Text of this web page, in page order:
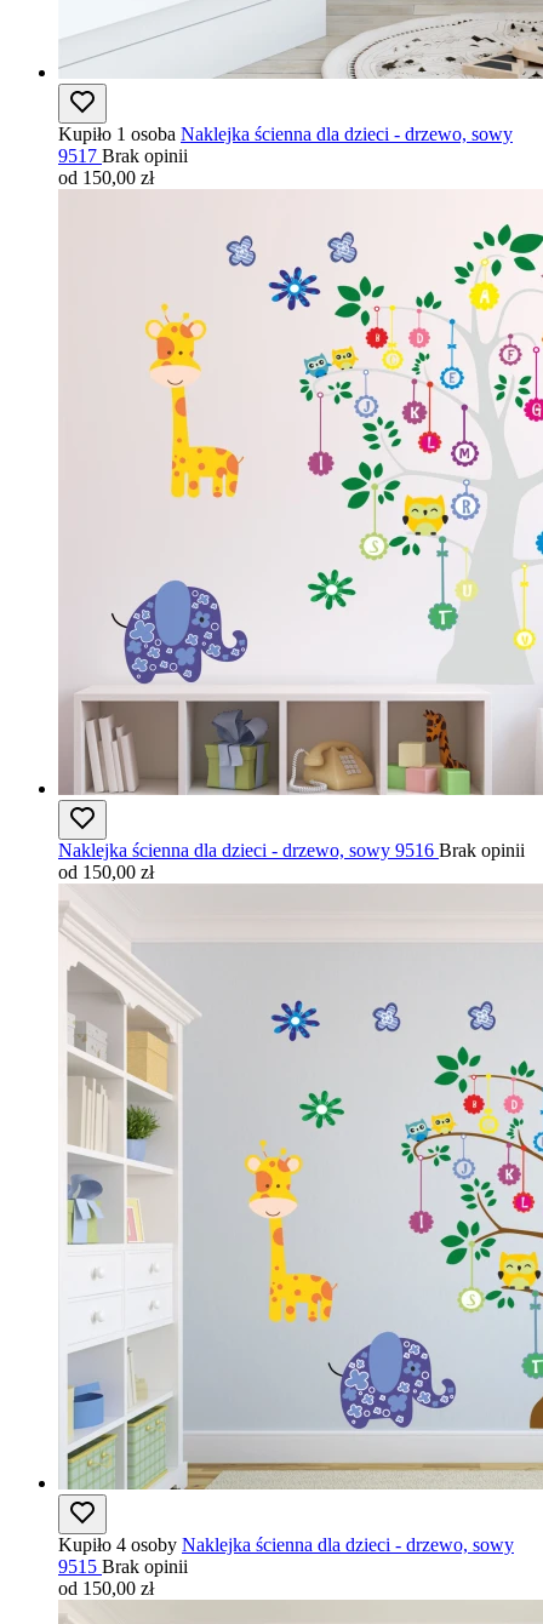
Kupiło 1 osoba Naklejka ścienna dla dzieci - drzewo, sowy
9517 Brak opinii
od 150,00 zł
Naklejka ścienna dla dzieci - drzewo, sowy 9516 Brak opinii
od 150,00 zł
Kupiło 4 osoby Naklejka ścienna dla dzieci - drzewo, sowy
9515 Brak opinii
od 150,00 zł